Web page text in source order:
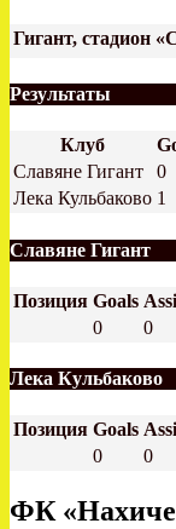
Гигант, стадион
Результаты
Клуб
Славяне Гигант
0
Лека Кульбаково 1
Славяне Гигант
Позиция Goals
0
0
Лека Кульбаково
Позиция Goals
0
0
ФК